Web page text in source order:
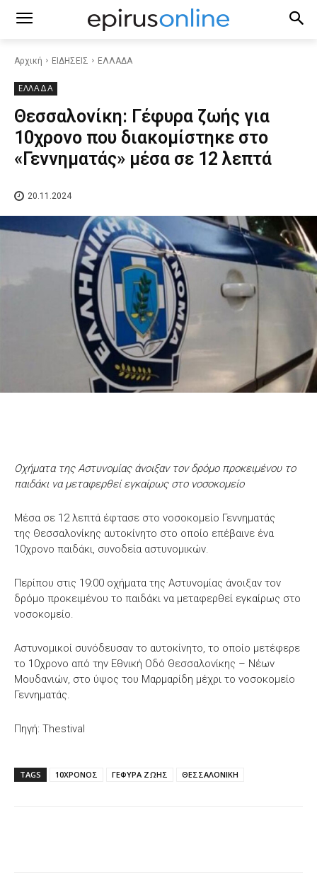
Αρχική ΕΙΔΗΣΕΙΣ ΕΛΛΑΔΑ
ΕΛΛΑΔΑ
Θεσσαλονίκη: Γέφυρα ζωής για
10χρονο που διακομίστηκε στο
«Γεννηματάς» μέσα σε 12 λεπτά
20.11.2024
Οχήματα της Αστυνομίας άνοιξαν τον δρόμο προκειμένου το
παιδάκι να μεταφερθεί εγκαίρως στο νοσοκομείο
Μέσα σε 12 λεπτά έφτασε στο νοσοκομείο Γεννηματάς
της Θεσσαλονίκης αυτοκίνητο στο οποίο επέβαινε ένα
10χρονο παιδάκι, συνοδεία αστυνομικών.
Περίπου στις 19:00 οχήματα της Αστυνομίας άνοιξαν τον
δρόμο προκειμένου το παιδάκι να μεταφερθεί εγκαίρως στο
νοσοκομείο.
Αστυνομικοί συνόδευσαν το αυτοκίνητο, το οποίο μετέφερε
το 10χρονο από την Εθνική Οδό Θεσσαλονίκης – Νέων
Μουδανιών, στο ύψος του Μαρμαρίδη μέχρι το νοσοκομείο
Γεννηματάς.
Πηγή: Thestival
TAGS 10ΧΡΟΝΟΣ ΓΕΦΥΡΑ ΖΩΗΣ ΘΕΣΣΑΛΟΝΙΚΗ